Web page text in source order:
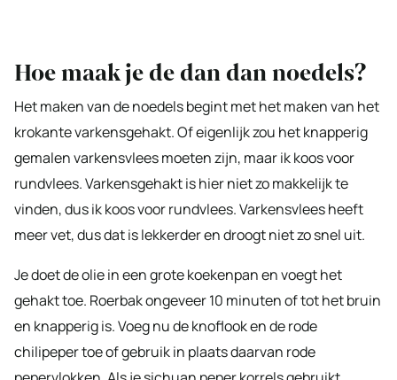
Hoe maak je de dan dan noedels?
Het maken van de noedels begint met het maken van het
krokante varkensgehakt. Of eigenlijk zou het knapperig
gemalen varkensvlees moeten zijn, maar ik koos voor
rundvlees. Varkensgehakt is hier niet zo makkelijk te
vinden, dus ik koos voor rundvlees. Varkensvlees heeft
meer vet, dus dat is lekkerder en droogt niet zo snel uit.
Je doet de olie in een grote koekenpan en voegt het
gehakt toe. Roerbak ongeveer 10 minuten of tot het bruin
en knapperig is. Voeg nu de knoflook en de rode
chilipeper toe of gebruik in plaats daarvan rode